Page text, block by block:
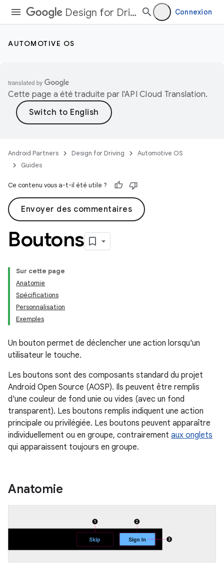
Design for Driving Connexion
AUTOMOTIVE OS
Cette page a été traduite par l'API Cloud Translation.
Android Partners Design for Driving
Automotive OS
Guides
Ce contenu vous a-t-il été utile ?
Envoyer des commentaires
Boutons
Sur cette page
Anatomie
Spécifications
Personnalisation
Exemples
Un bouton permet de déclencher une action lorsqu'un
utilisateur le touche.
Les boutons sont des composants standard du projet
Android Open Source (AOSP). Ils peuvent être remplis
d'une couleur de fond unie ou vides (avec un fond
transparent). Les boutons remplis indiquent une action
principale ou privilégiée. Les boutons peuvent apparaître
individuellement ou en groupe, contrairement aux onglets
qui apparaissent toujours en groupe.
Anatomie